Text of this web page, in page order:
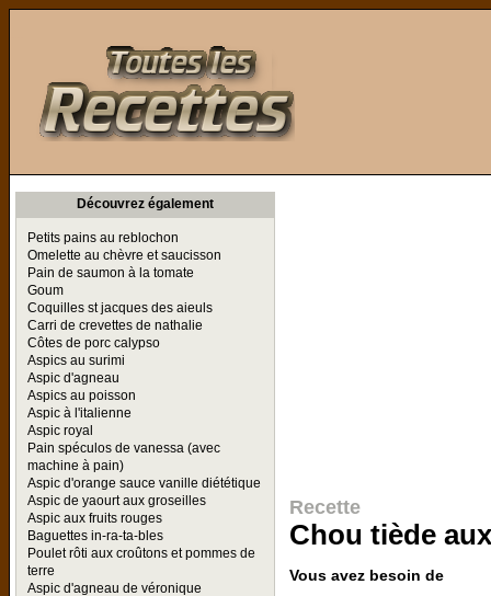
Découvrez également
Petits pains au reblochon
Omelette au chèvre et saucisson
Pain de saumon à la tomate
Goum
Coquilles st jacques des aieuls
Carri de crevettes de nathalie
Côtes de porc calypso
Aspics au surimi
Aspic d'agneau
Aspics au poisson
Aspic à l'italienne
Aspic royal
Pain spéculos de vanessa (avec
machine à pain)
Aspic d'orange sauce vanille diététique
Aspic de yaourt aux groseilles
Aspic aux fruits rouges
Baguettes in-ra-ta-bles
Poulet rôti aux croûtons et pommes de
terre
Aspic d'agneau de véronique
Recette
Chou tiède
Vous avez besoin de